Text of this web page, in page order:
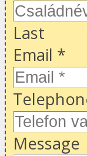
Last
Email *
Message